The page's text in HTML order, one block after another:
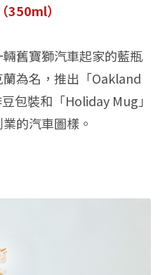
）
舊寶獅汽車起家的藍瓶
為名，推出「Oakland
包裝和「Holiday Mug」
的汽車圖樣。